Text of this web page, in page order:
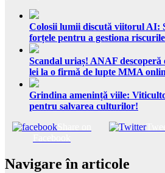
Colosii lumii discută viitorul AI:
forțele pentru a gestiona
Scandal uriaș! ANAF
lei la o firmă de lupte MMA
Grindina amenință viile:
pentru salvarea culturilor!
Tweet
Navigare în articole